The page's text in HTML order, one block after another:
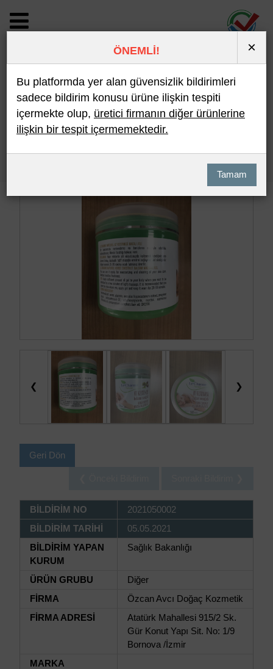
BİLDİRİM DETAYI
Son 10 Bildirim En Çok İncelenen
❮ ❯
Geri Dön
BİLDİRİM NO
2021050002
BİLDİRİM TARİHİ
05.05.2021
BİLDİRİM YAPAN
KURUM
Sağlık Bakanlığı
ÜRÜN GRUBU
Diğer
FİRMA
Özcan Avcı Doğaç Kozmetik
FİRMA ADRESİ
Atatürk Mahallesi 915/2 Sk.
Gür Konut Yapı Sit. No: 1/9
Bornova /İzmir
MARKA
ÖNEMLİ! ×
Bu platformda yer alan güvensizlik bildirimleri
sadece bildirim konusu ürüne ilişkin tespiti
içermekte olup, üretici firmanın diğer ürünlerine
ilişkin bir tespit içermemektedir.
Tamam